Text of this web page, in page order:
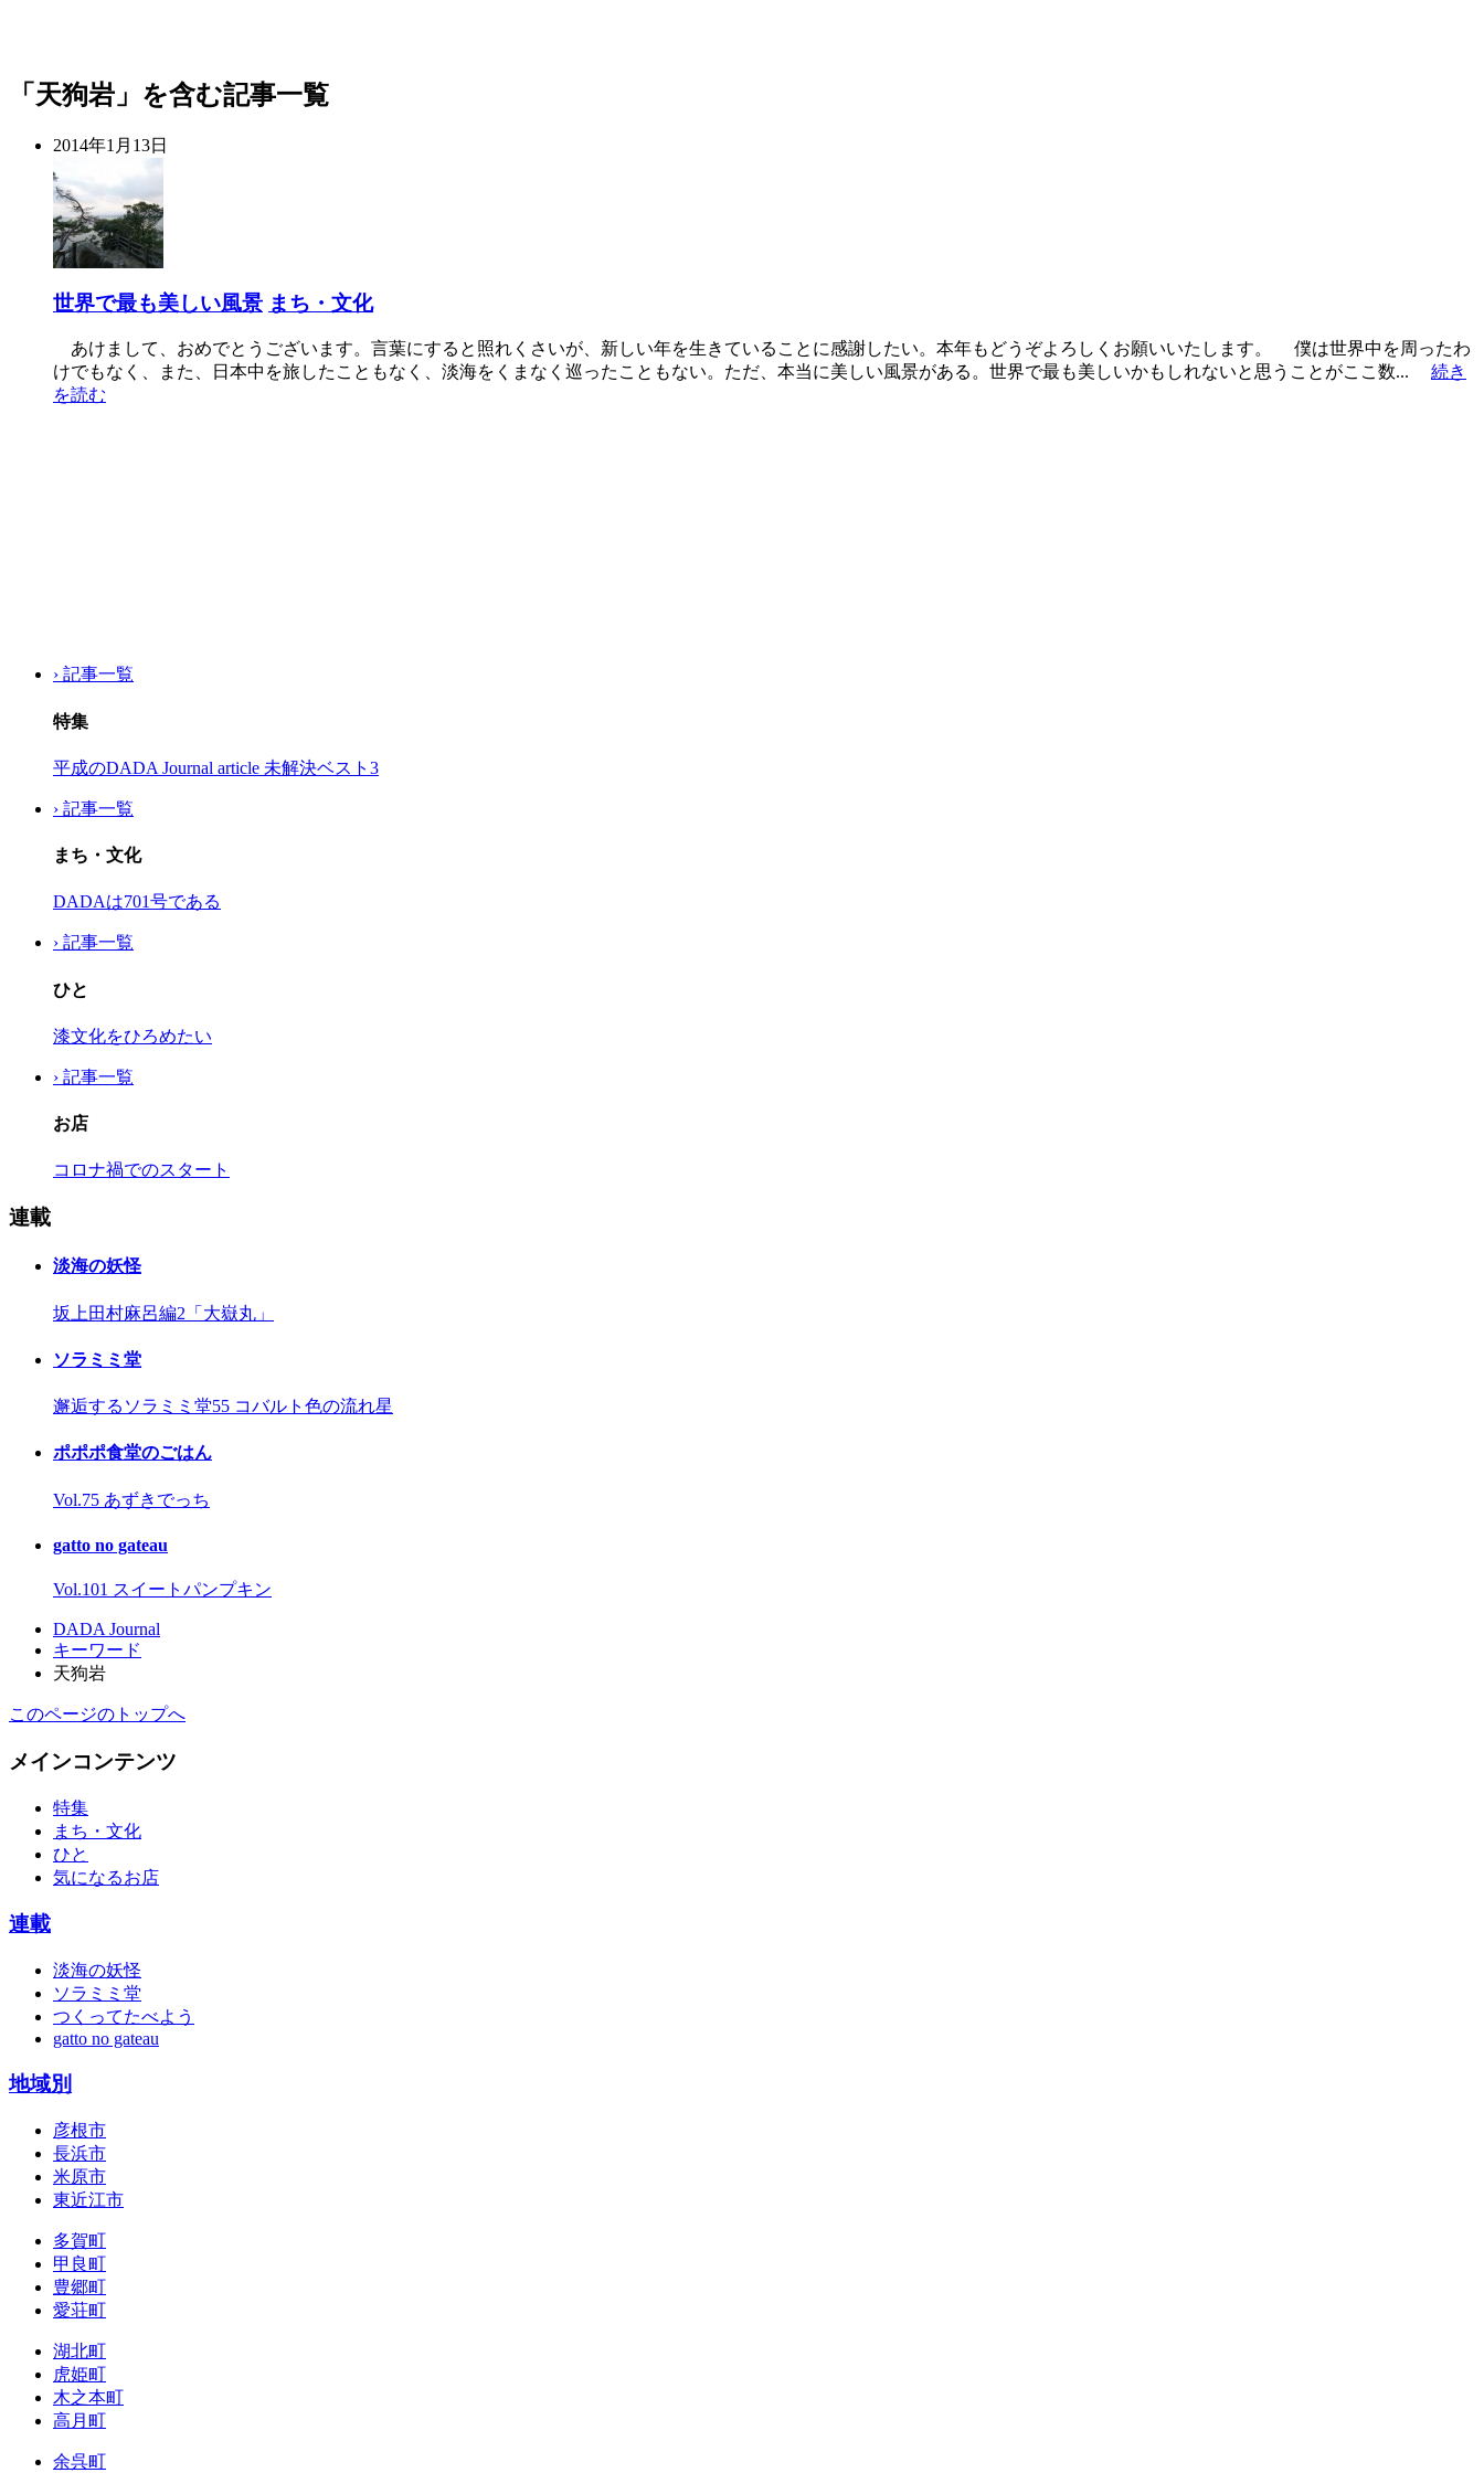
「天狗岩」を含む記事一覧
2014年1月13日
世界で最も美しい風景 まち・文化
あけまして、おめでとうございます。言葉にすると照れくさいが、新しい年を生きていることに感謝したい。本年もどうぞよろしくお願いいたします。 僕は世界中を周ったわ
けでもなく、また、日本中を旅したこともなく、淡海をくまなく巡ったこともない。ただ、本当に美しい風景がある。世界で最も美しいかもしれないと思うことがここ数... 続き
を読む
› 記事一覧
特集
平成のDADA Journal article 未解決ベスト3
› 記事一覧
まち・文化
DADAは701号である
› 記事一覧
ひと
漆文化をひろめたい
› 記事一覧
お店
コロナ禍でのスタート
連載
淡海の妖怪
坂上田村麻呂編2「大嶽丸」
ソラミミ堂
邂逅するソラミミ堂55 コバルト色の流れ星
ポポポ食堂のごはん
Vol.75 あずきでっち
gatto no gateau
Vol.101 スイートパンプキン
DADA Journal
キーワード
天狗岩
このページのトップへ
メインコンテンツ
特集
まち・文化
ひと
気になるお店
連載
淡海の妖怪
ソラミミ堂
つくってたべよう
gatto no gateau
地域別
彦根市
長浜市
米原市
東近江市
多賀町
甲良町
豊郷町
愛荘町
湖北町
虎姫町
木之本町
高月町
余呉町